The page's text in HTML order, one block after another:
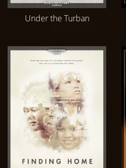
Under the Turban